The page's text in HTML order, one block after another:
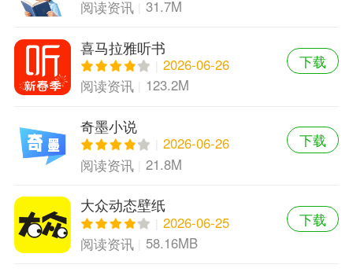
阅读资讯
31.7M
喜马拉雅听书
2026-06-26
阅读资讯
123.2M
下载
奇墨小说
2026-06-26
阅读资讯
21.8M
下载
大众动态壁纸
2026-06-25
阅读资讯
58.16MB
下载